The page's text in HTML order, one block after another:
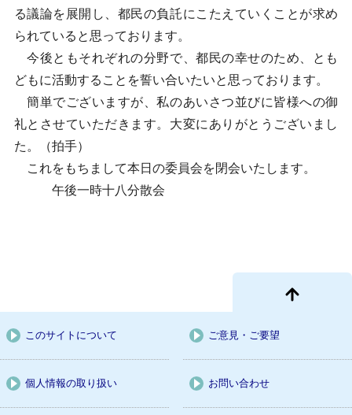
る議論を展開し、都民の負託にこたえていくことが求め
られていると思っております。
今後ともそれぞれの分野で、都民の幸せのため、とも
どもに活動することを誓い合いたいと思っております。
簡単でございますが、私のあいさつ並びに皆様への御
礼とさせていただきます。大変にありがとうございまし
た。（拍手）
これをもちまして本日の委員会を閉会いたします。
午後一時十八分散会
このサイトについて ご意見・ご要望
個人情報の取り扱い お問い合わせ